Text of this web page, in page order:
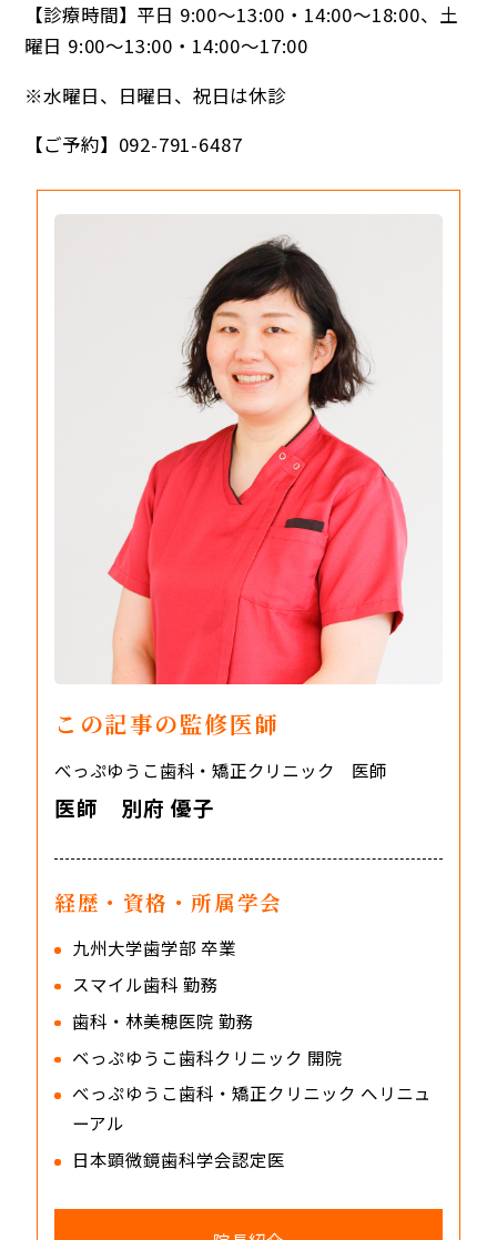
【診療時間】平日 9:00～13:00・14:00～18:00、土
曜日 9:00～13:00・14:00～17:00
※水曜日、日曜日、祝日は休診
【ご予約】092-791-6487
この記事の監修医師
べっぷゆうこ歯科・矯正クリニック 医師
医師 別府 優子
経歴・資格・所属学会
九州大学歯学部 卒業
スマイル歯科 勤務
歯科・林美穂医院 勤務
ベっぷゆうこ歯科クリニック 開院
べっぷゆうこ歯科・矯正クリニック へリニュ
ーアル
日本顕微鏡歯科学会認定医